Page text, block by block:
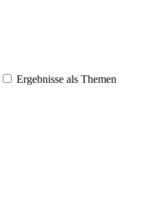
Ergebnisse als Themen